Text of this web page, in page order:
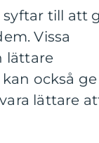
till att
Vissa
lättare
också ge
lättare